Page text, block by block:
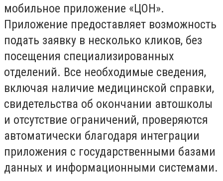
мобильное приложение «ЦОН».
Приложение предоставляет возможность
подать заявку в несколько кликов, без
посещения специализированных
отделений. Все необходимые сведения,
включая наличие медицинской справки,
свидетельства об окончании автошколы
и отсутствие ограничений, проверяются
автоматически благодаря интеграции
приложения с государственными базами
данных и информационными системами.